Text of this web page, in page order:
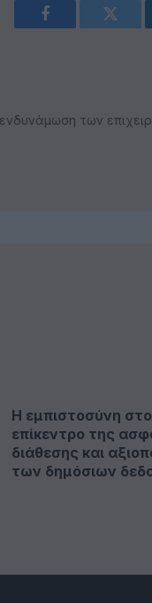
Facebook
των
Η εμπιστοσύνη στο
επίκεντρο της
διάθεσης και
των δημόσιων